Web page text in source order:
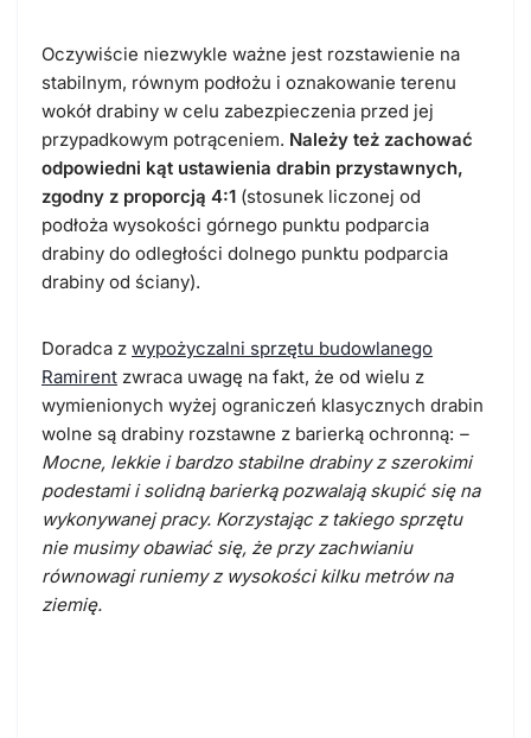
Oczywiście niezwykle ważne jest rozstawienie na
stabilnym, równym podłożu i oznakowanie terenu
wokół drabiny w celu zabezpieczenia przed jej
przypadkowym potrąceniem. Należy też zachować
odpowiedni kąt ustawienia drabin przystawnych,
zgodny z proporcją 4:1 (stosunek liczonej od
podłoża wysokości górnego punktu podparcia
drabiny do odległości dolnego punktu podparcia
drabiny od ściany).
Doradca z wypożyczalni sprzętu budowlanego
Ramirent zwraca uwagę na fakt, że od wielu z
wymienionych wyżej ograniczeń klasycznych drabin
wolne są drabiny rozstawne z barierką ochronną: –
Mocne, lekkie i bardzo stabilne drabiny z szerokimi
podestami i solidną barierką pozwalają skupić się na
wykonywanej pracy. Korzystając z takiego sprzętu
nie musimy obawiać się, że przy zachwianiu
równowagi runiemy z wysokości kilku metrów na
ziemię.